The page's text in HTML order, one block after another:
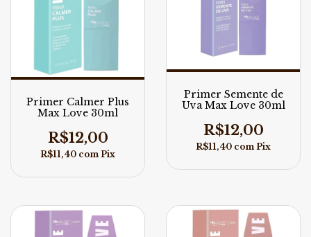
Primer Calmer Plus
Max Love 30ml
R$12,00
R$11,40 com Pix
Primer Semente de
Uva Max Love 30ml
R$12,00
R$11,40 com Pix